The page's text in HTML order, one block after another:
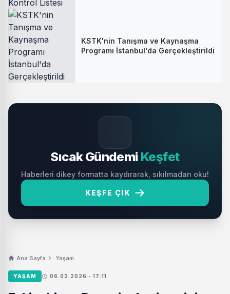
KSTK'nin Tanışma ve Kaynaşma
Programı İstanbul'da Gerçekleştirildi
Sıcak Gündemi Keşfet
Haberleri dikey formatta kaydırarak, sıkılmadan oku!
KEŞFE ÇIK
Ana Sayfa Yaşam
YAŞAM 06.03.2026 - 17:11